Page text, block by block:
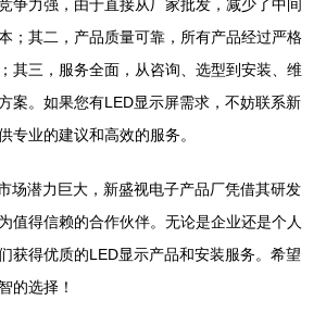
争力强，由于直接从厂家批发，减少了中间
；其二，产品质量可靠，所有产品经过严格
其三，服务全面，从咨询、选型到安装、维
案。如果您有LED显示屏需求，不妨联系新
专业的建议和高效的服务。
场潜力巨大，新盛视电子产品厂凭借其研发
值得信赖的合作伙伴。无论是企业还是个人
获得优质的LED显示产品和安装服务。希望
的选择！